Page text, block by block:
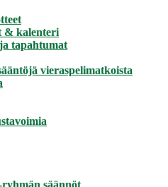
& kalenteri
tapahtumat
vieraspelimatkoista
ryhmän säännöt